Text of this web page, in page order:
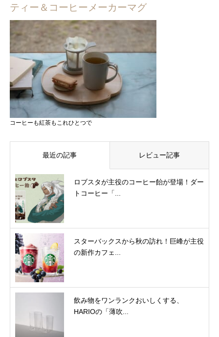
ティー＆コーヒーメーカーマグ
コーヒーも紅茶もこれひとつで
最近の記事 レビュー記事
ロブスタが主役のコーヒー飴が登場！ダー
トコーヒー「...
スターバックスから秋の訪れ！巨峰が主役
の新作カフェ...
飲み物をワンランクおいしくする、
HARIOの「薄吹...